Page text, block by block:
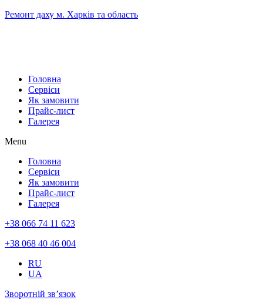
Skip
Ремонт даху м. Харків та область
Головна
Сервіси
Як замовити
Прайс-лист
Галерея
Menu
Головна
Сервіси
Як замовити
Прайс-лист
Галерея
+38 066 74 11 623
+38 068 40 46 004
RU
UA
Зворотній зв’язок